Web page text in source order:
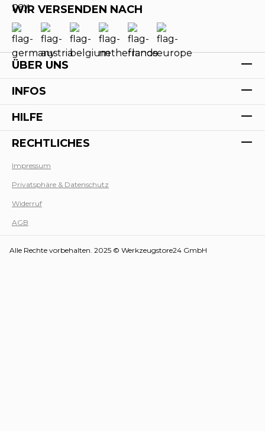
WIR VERSENDEN NACH
ÜBER UNS
INFOS
HILFE
RECHTLICHES
Impressum
Privatsphäre & Datenschutz
Widerruf
AGB
Alle Rechte vorbehalten. 2025 © Werkzeugstore24 GmbH